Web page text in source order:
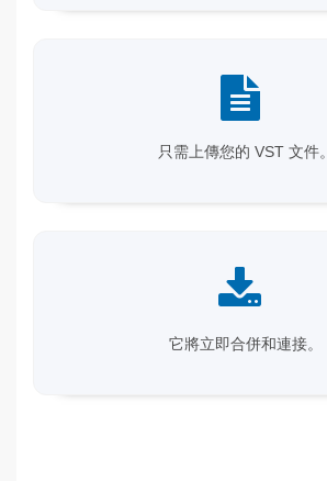
只需上傳您的 VST 文件。
它將立即合併和連接。